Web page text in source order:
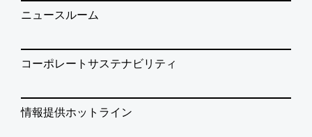
ニュースルーム
コーポレートサステナビリティ
情報提供ホットライン